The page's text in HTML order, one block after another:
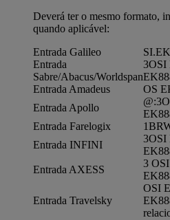
Deverá ter o mesmo formato,
quando aplicável:
Entrada Galileo
Entrada
Sabre/Abacus/Worldspan
3OSI
Entrada Amadeus
OS
Entrada Apollo
Entrada Farelogix
Entrada INFINI
3OSI
Entrada AXESS
3
Entrada Travelsky
OSI